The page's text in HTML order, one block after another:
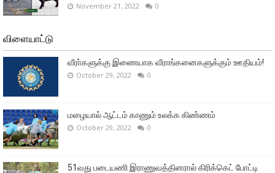
November 21, 2022 0
விளையாட்டு
வீரா்களுக்கு இணையாக வீராங்கனைகளுக்கும் ஊதியம்!
October 29, 2022 0
மழையால் ஆட்டம் காணும் உலக்க கிண்ணம்
October 29, 2022 0
51வது படையணி இராணுவத்தினரால் கிரிக்கெட் போட்டி